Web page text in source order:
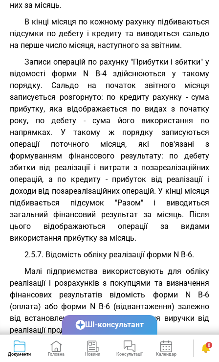
них за місяць.
В кінці місяця по кожному рахунку підбиваються
підсумки по дебету і кредиту та виводиться сальдо
на перше число місяця, наступного за звітним.
Записи операцій по рахунку "Прибутки і збитки" у
відомості форми N В-4 здійснюються у такому
порядку. Сальдо на початок звітного місяця
записується розгорнуто: по кредиту рахунку - сума
прибутку, яка відображається по видах з початку
року, по дебету - сума його використання по
напрямках. У такому ж порядку записуються
операції поточного місяця, які пов'язані з
формуванням фінансового результату: по дебету
збитки від реалізації і витрати з позареалізаційних
операцій, а по кредиту - прибуток від реалізації і
доходи від позареалізаційних операцій. У кінці місяця
підбивається підсумок "Разом" і виводиться
загальний фінансовий результат за місяць. Після
цього відображаються операції за видами
використання прибутку за місяць.
2.5.7. Відомість обліку реалізації форми N В-6.
Малі підприємства використовують для обліку
реалізації і розрахунків з покупцями та визначення
фінансових результатів відомість форми N В-6
(оплата) або форми N В-6 (відвантаження) залежно
від встановленого порядку визначення виручки від
реалізації продукції:
за сумою зарахованих на рахунок в установі
банку коштів, одержаних в касу підприємства або по
Документи Головна Новини Консультації Календар Сервіси
0
ШІ-консультант